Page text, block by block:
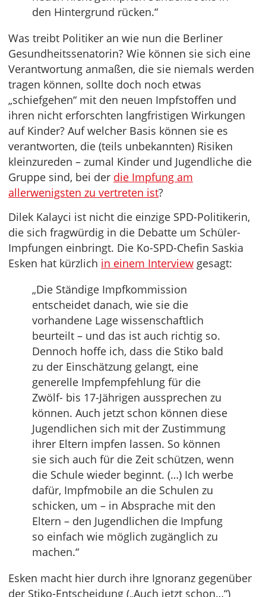
den Hintergrund rücken.“
Was treibt Politiker an wie nun die Berliner
Gesundheitssenatorin? Wie können sie sich eine
Verantwortung anmaßen, die sie niemals werden
tragen können, sollte doch noch etwas
„schiefgehen“ mit den neuen Impfstoffen und
ihren nicht erforschten langfristigen Wirkungen
auf Kinder? Auf welcher Basis können sie es
verantworten, die (teils unbekannten) Risiken
kleinzureden – zumal Kinder und Jugendliche die
Gruppe sind, bei der die Impfung am
allerwenigsten zu vertreten ist?
Dilek Kalayci ist nicht die einzige SPD-Politikerin,
die sich fragwürdig in die Debatte um Schüler-
Impfungen einbringt. Die Ko-SPD-Chefin Saskia
Esken hat kürzlich in einem Interview gesagt:
„Die Ständige Impfkommission
entscheidet danach, wie sie die
vorhandene Lage wissenschaftlich
beurteilt – und das ist auch richtig so.
Dennoch hoffe ich, dass die Stiko bald
zu der Einschätzung gelangt, eine
generelle Impfempfehlung für die
Zwölf- bis 17-Jährigen aussprechen zu
können. Auch jetzt schon können diese
Jugendlichen sich mit der Zustimmung
ihrer Eltern impfen lassen. So können
sie sich auch für die Zeit schützen, wenn
die Schule wieder beginnt. (…) Ich werbe
dafür, Impfmobile an die Schulen zu
schicken, um – in Absprache mit den
Eltern – den Jugendlichen die Impfung
so einfach wie möglich zugänglich zu
machen.“
Esken macht hier durch ihre Ignoranz gegenüber
der Stiko-Entscheidung („Auch jetzt schon…“)